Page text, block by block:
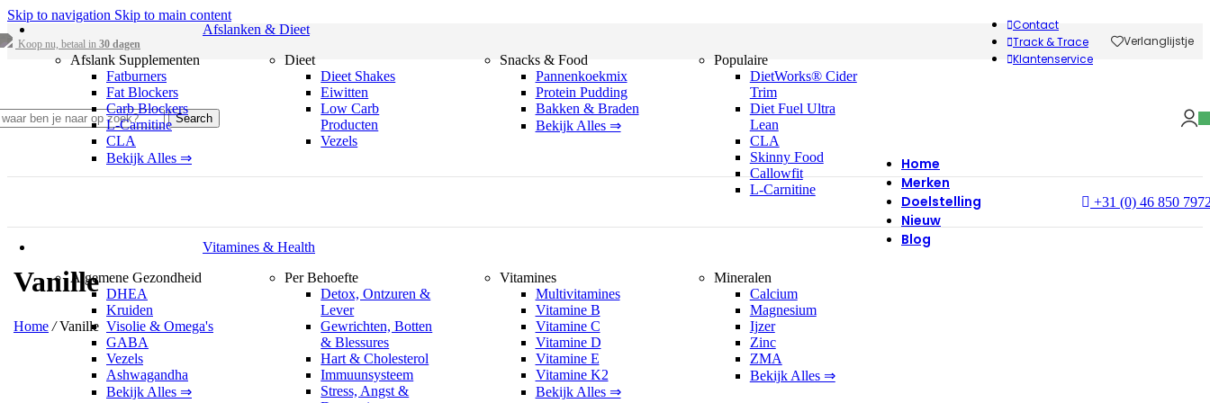
Skip to navigation Skip to main content
Koop nu, betaal in 30 dagen
Contact
Track & Trace
Klantenservice
Verlanglijstje
Search
Afslanken & Dieet
Afslank Supplementen
Fatburners
Fat Blockers
Carb Blockers
L-Carnitine
CLA
Bekijk Alles ⇒
Dieet
Dieet Shakes
Eiwitten
Low Carb
Producten
Vezels
Snacks & Food
Pannenkoekmix
Protein Pudding
Bakken & Braden
Bekijk Alles ⇒
Populaire
DietWorks® Cider
Trim
Diet Fuel Ultra
Lean
CLA
Skinny Food
Callowfit
L-Carnitine
Vitamines & Health
Algemene Gezondheid
DHEA
Kruiden
Visolie & Omega's
GABA
Vezels
Ashwagandha
Bekijk Alles ⇒
Per Behoefte
Detox, Ontzuren &
Lever
Gewrichten, Botten
& Blessures
Hart & Cholesterol
Immuunsysteem
Stress, Angst &
Vitamines
Multivitamines
Vitamine B
Vitamine C
Vitamine D
Vitamine E
Vitamine K2
Bekijk Alles ⇒
Mineralen
Calcium
Magnesium
Ijzer
Zinc
ZMA
Bekijk Alles ⇒
Home
Merken
Doelstelling
Nieuw
Blog
+31 (0) 46 850
Vanille
Home / Vanille